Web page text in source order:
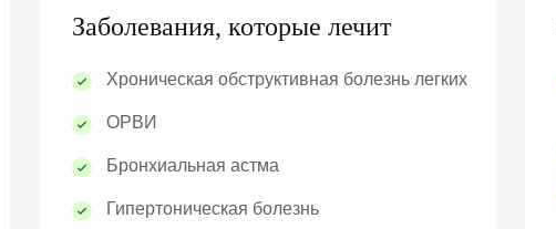
Заболевания, которые лечит
Хроническая обструктивная болезнь легких
ОРВИ
Бронхиальная астма
Гипертоническая болезнь